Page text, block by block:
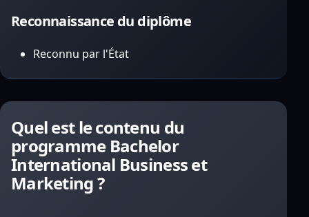
Reconnaissance du diplôme
Reconnu par l'État
Quel est le contenu du
programme Bachelor
International Business et
Marketing ?